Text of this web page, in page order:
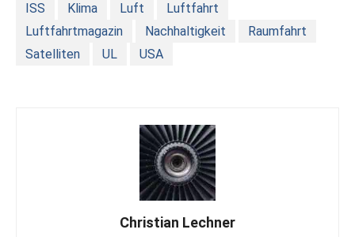
ISS
Klima Luft
Luftfahrt
Luftfahrtmagazin
Nachhaltigkeit
Raumfahrt
Satelliten
UL USA
Christian Lechner